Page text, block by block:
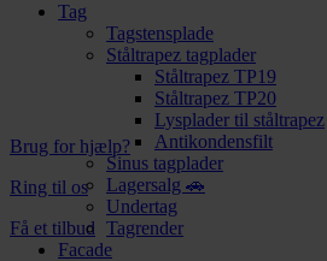
Tag
Tagstensplade
Ståltrapez tagplader
Ståltrapez TP19
Ståltrapez TP20
Lysplader til ståltrapez
Antikondensfilt
Sinus tagplader
Lagersalg 🚗
Undertag
Tagrender
Facade
Brug for hjælp?
Ring til os
Få et tilbud